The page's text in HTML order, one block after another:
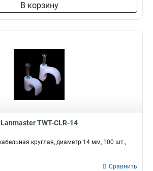
В корзину
Lanmaster TWT-CLR-14
круглая, диаметр 14 мм, 100 шт.,
Сравнить